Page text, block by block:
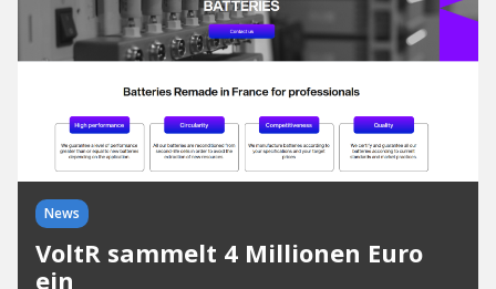
News
VoltR sammelt 4 Millionen Euro
ein